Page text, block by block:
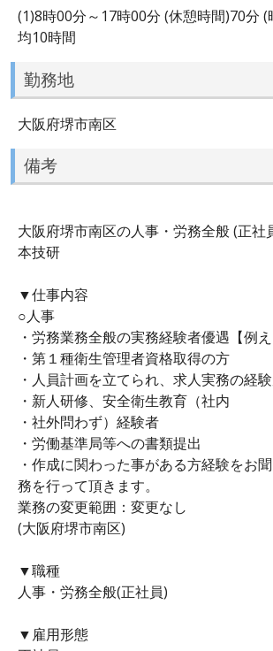
(1)8時00分～17時00分 (休憩時間)70分
均10時間
勤務地
大阪府堺市南区
備考
大阪府堺市南区の人事・労務全般 (正
本技研
▼仕事内容
○人事
・労務業務全般の実務経験者優遇【例え
・第１種衛生管理者資格取得の方
・人員計画を立てられ、求人実務の経
・新人研修、安全衛生教育（社内
・社外問わず）経験者
・労働基準局等への書類提出
・作成に関わった事がある方経験をお
務を行って頂きます。
業務の変更範囲：変更なし
(大阪府堺市南区)
▼職種
人事・労務全般(正社員)
▼雇用形態